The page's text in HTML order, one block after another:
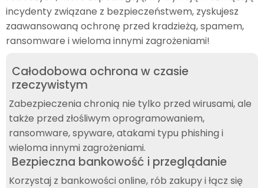
incydenty związane z bezpieczeństwem, zyskujesz
zaawansowaną ochronę przed kradzieżą, spamem,
ransomware i wieloma innymi zagrożeniami!
Całodobowa ochrona w czasie
rzeczywistym
Zabezpieczenia chronią nie tylko przed wirusami, ale
także przed złośliwym oprogramowaniem,
ransomware, spyware, atakami typu phishing i
wieloma innymi zagrożeniami.
Bezpieczna bankowość i przeglądanie
Korzystaj z bankowości online, rób zakupy i łącz się